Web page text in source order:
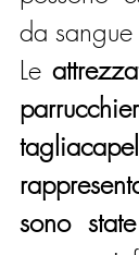
da
Le
sono